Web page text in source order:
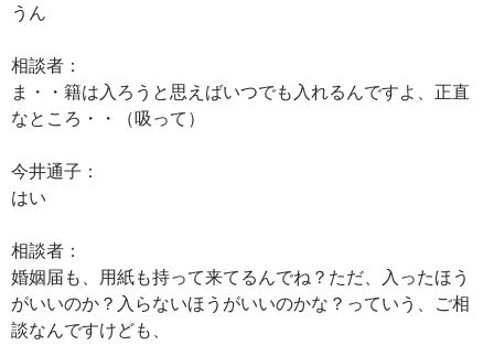
うん
相談者：
ま・・籍は入ろうと思えばいつでも入れるんですよ、正直
なところ・・（吸って）
今井通子：
はい
相談者：
婚姻届も、用紙も持って来てるんでね？ただ、入ったほう
がいいのか？入らないほうがいいのかな？っていう、ご相
談なんですけども、